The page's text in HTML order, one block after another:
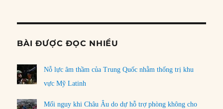
BÀI ĐƯỢC ĐỌC NHIỀU
Nỗ lực âm thầm của Trung Quốc nhằm thống trị khu
vực Mỹ Latinh
Mối nguy khi Châu Âu do dự hỗ trợ phòng không cho